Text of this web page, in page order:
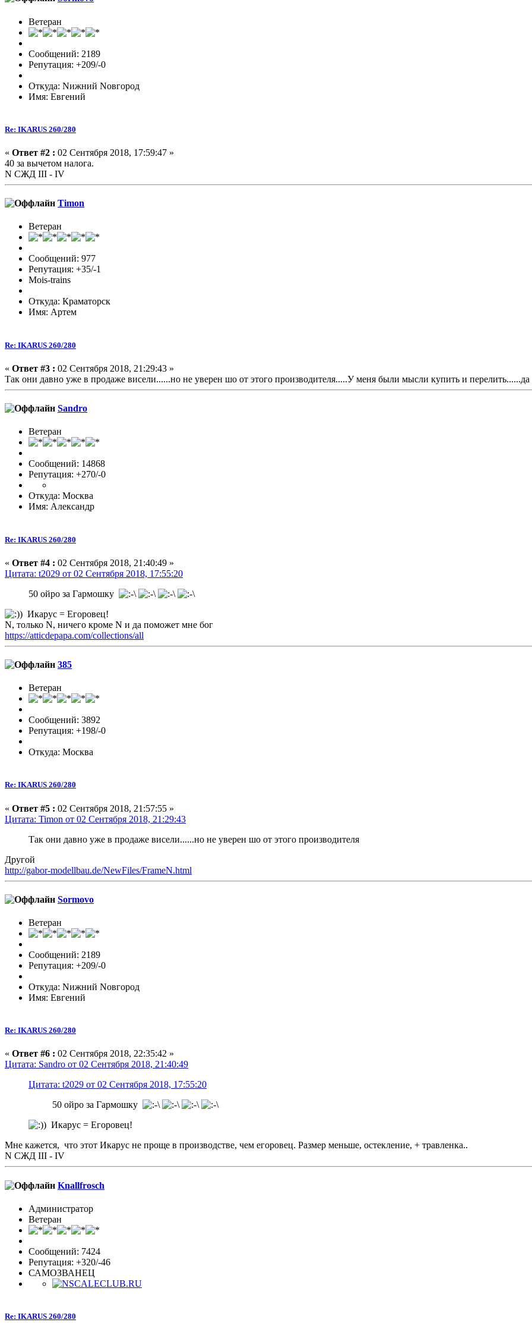
Ветеран
Сообщений: 2189
Репутация: +209/-0
Откуда: Nижний Nовгород
Имя: Евгений
Re: IKARUS 260/280
« Ответ #2 : 02 Сентября 2018, 17:59:47 »
40 за вычетом налога.
N СЖД III - IV
Timon
Ветеран
Сообщений: 977
Репутация: +35/-1
Mois-trains
Откуда: Краматорск
Имя: Артем
Re: IKARUS 260/280
« Ответ #3 : 02 Сентября 2018, 21:29:43 »
Так они давно уже в продаже висели......но не уверен шо от этого производителя.....У меня были мысли купить и перелить......да
Sandro
Ветеран
Сообщений: 14868
Репутация: +270/-0
Откуда: Москва
Имя: Александр
Re: IKARUS 260/280
« Ответ #4 : 02 Сентября 2018, 21:40:49 »
Цитата: t2029 от 02 Сентября 2018, 17:55:20
50 ойро за Гармошку
Икарус = Егоровец!
N, только N, ничего кроме N и да поможет мне бог
https://atticdepapa.com/collections/all
385
Ветеран
Сообщений: 3892
Репутация: +198/-0
Откуда: Москва
Re: IKARUS 260/280
« Ответ #5 : 02 Сентября 2018, 21:57:55 »
Цитата: Timon от 02 Сентября 2018, 21:29:43
Так они давно уже в продаже висели......но не уверен шо от этого производителя
Другой
http://gabor-modellbau.de/NewFiles/FrameN.html
Sormovo
Ветеран
Сообщений: 2189
Репутация: +209/-0
Откуда: Nижний Nовгород
Имя: Евгений
Re: IKARUS 260/280
« Ответ #6 : 02 Сентября 2018, 22:35:42 »
Цитата: Sandro от 02 Сентября 2018, 21:40:49
Цитата: t2029 от 02 Сентября 2018, 17:55:20
50 ойро за Гармошку
Икарус = Егоровец!
Мне кажется, что этот Икарус не проще в производстве, чем егоровец. Размер меньше, остекление, + травленка..
N СЖД III - IV
Knallfrosch
Администратор
Ветеран
Сообщений: 7424
Репутация: +320/-46
САМОЗВАНЕЦ
Re: IKARUS 260/280